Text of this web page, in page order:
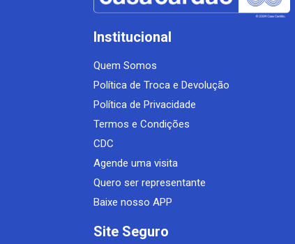
Institucional
Quem Somos
Política de Troca e Devolução
Política de Privacidade
Termos e Condições
CDC
Agende uma visita
Quero ser representante
Baixe nosso APP
Site Seguro